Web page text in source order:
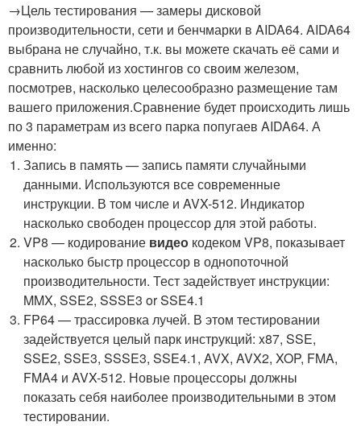
→Цель тестирования — замеры дисковой
производительности, сети и бенчмарки в AIDA64. AIDA64
выбрана не случайно, т.к. вы можете скачать её сами и
сравнить любой из хостингов со своим железом,
посмотрев, насколько целесообразно размещение там
вашего приложения.Сравнение будет происходить лишь
по 3 параметрам из всего парка попугаев AIDA64. А
именно:
Запись в память — запись памяти случайными
данными. Используются все современные
инструкции. В том числе и AVX-512. Индикатор
насколько свободен процессор для этой работы.
VP8 — кодирование видео кодеком VP8, показывает
насколько быстр процессор в однопоточной
производительности. Тест задействует инструкции:
MMX, SSE2, SSSE3 or SSE4.1
FP64 — трассировка лучей. В этом тестировании
задействуется целый парк инструкций: x87, SSE,
SSE2, SSE3, SSSE3, SSE4.1, AVX, AVX2, XOP, FMA,
FMA4 и AVX-512. Новые процессоры должны
показать себя наиболее производительными в этом
тестировании.